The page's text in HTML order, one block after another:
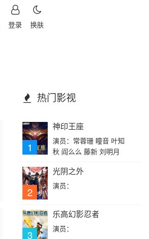
换肤
登录
热门影视
1
神印王座
演员：常蓉珊 瞳音 叶知
秋 阎么么 藤新 刘明月
2
光阴之外
演员：
3
乐高幻影忍者
演员：